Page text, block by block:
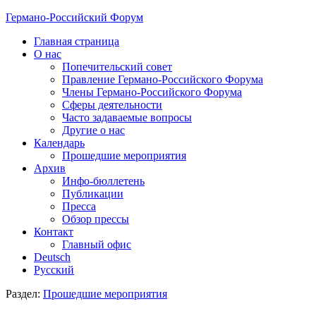
Германо-Российский Форум
Главная страница
О нас
Попечительский совет
Правление Германо-Российского Форума
Члены Германо-Российского Форума
Сферы деятельности
Часто задаваемые вопросы
Другие о нас
Календарь
Прошедшие мероприятия
Архив
Инфо-бюллетень
Публикации
Пресса
Обзор прессы
Контакт
Главный офис
Deutsch
Русский
Раздел: Прошедшие мероприятия